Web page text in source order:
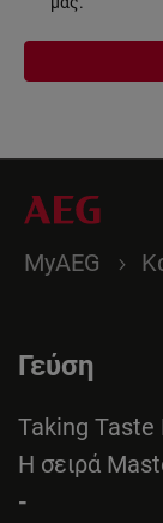
MyAEG
Γεύση
Taking Taste
Η σειρά
-